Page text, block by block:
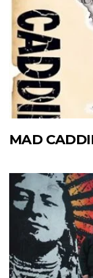
MAD